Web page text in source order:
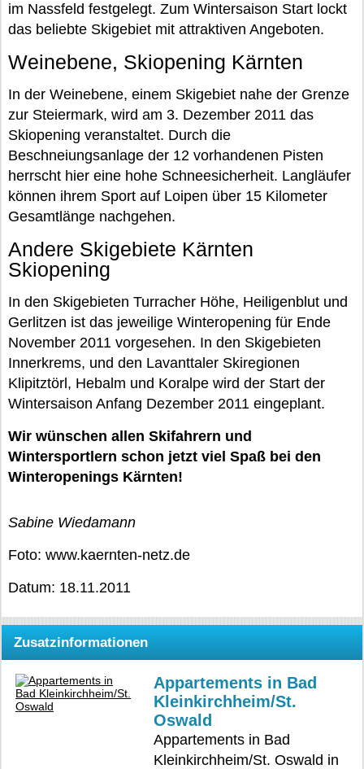
im Nassfeld festgelegt. Zum Wintersaison Start lockt
das beliebte Skigebiet mit attraktiven Angeboten.
Weinebene, Skiopening Kärnten
In der Weinebene, einem Skigebiet nahe der Grenze
zur Steiermark, wird am 3. Dezember 2011 das
Skiopening veranstaltet. Durch die
Beschneiungsanlage der 12 vorhandenen Pisten
herrscht hier eine hohe Schneesicherheit. Langläufer
können ihrem Sport auf Loipen über 15 Kilometer
Gesamtlänge nachgehen.
Andere Skigebiete Kärnten
Skiopening
In den Skigebieten Turracher Höhe, Heiligenblut und
Gerlitzen ist das jeweilige Winteropening für Ende
November 2011 vorgesehen. In den Skigebieten
Innerkrems, und den Lavanttaler Skiregionen
Klipitztörl, Hebalm und Koralpe wird der Start der
Wintersaison Anfang Dezember 2011 eingeplant.
Wir wünschen allen Skifahrern und
Wintersportlern schon jetzt viel Spaß bei den
Winteropenings Kärnten!
Sabine Wiedamann
Foto: www.kaernten-netz.de
Datum: 18.11.2011
Zusatzinformationen
Appartements in Bad
Kleinkirchheim/St.
Oswald
Appartements in Bad
Kleinkirchheim/St. Oswald in